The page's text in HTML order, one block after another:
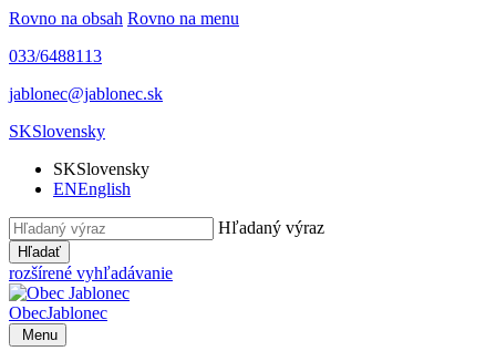
Rovno na obsah Rovno na menu
033/6488113
jablonec@jablonec.sk
SKSlovensky
SKSlovensky
ENEnglish
Hľadaný výraz
Hľadať
rozšírené vyhľadávanie
ObecJablonec
Menu